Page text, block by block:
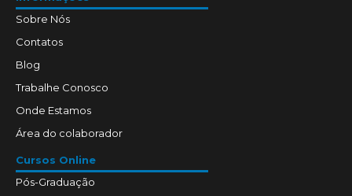
Sobre Nós
Contatos
Blog
Trabalhe Conosco
Onde Estamos
Área do colaborador
Cursos Online
Pós-Graduação